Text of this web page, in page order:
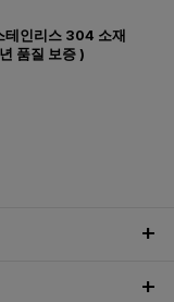
테인리스 304 소재
년 품질 보증)